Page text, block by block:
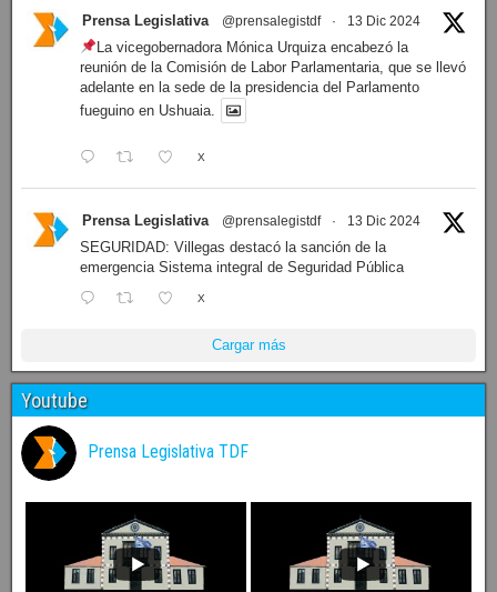
Prensa Legislativa @prensalegistdf · 13 Dic 2024
La vicegobernadora Mónica Urquiza encabezó la
reunión de la Comisión de Labor Parlamentaria, que se llevó
adelante en la sede de la presidencia del Parlamento
fueguino en Ushuaia.
X
Prensa Legislativa @prensalegistdf · 13 Dic 2024
SEGURIDAD: Villegas destacó la sanción de la
emergencia Sistema integral de Seguridad Pública
X
Cargar más
Youtube
Prensa Legislativa TDF